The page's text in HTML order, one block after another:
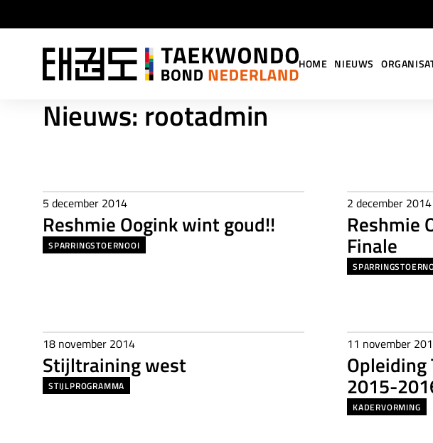
HOME NIEUWS
Nieuws: rootadmin
5 december 2014
Reshmie Oogink wint goud!!
SPARRINGSTOERNOOI
2 december 2014
Reshmie
Finale
18 november 2014
Stijltraining west
STIJLPROGRAMMA
11 november
2015-
KADERVORMING